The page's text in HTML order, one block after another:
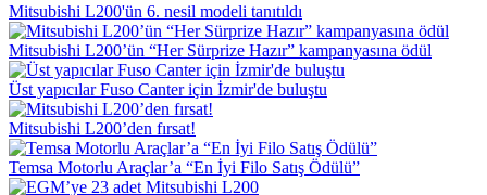
Mitsubishi L200'ün 6. nesil modeli tanıtıldı
Mitsubishi L200’ün “Her Sürprize Hazır” kampanyasına ödül
Üst yapıcılar Fuso Canter için İzmir'de buluştu
Mitsubishi L200’den fırsat!
Temsa Motorlu Araçlar’a “En İyi Filo Satış Ödülü”